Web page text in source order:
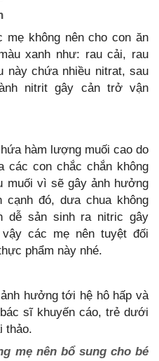
không nên cho con ăn
xanh như: rau cải, rau
này chứa nhiều nitrat, sau
nitrit gây cản trở vận
hàm lượng muối cao do
các con chắc chắn không
muối vì sẽ gây ảnh hưởng
đó, dưa chua không
dễ sản sinh ra nitric gây
các mẹ nên tuyệt đối
phẩm này nhé.
hưởng tới hệ hô hấp và
sĩ khuyến cáo, trẻ dưới
thảo.
mẹ nên bổ sung cho bé